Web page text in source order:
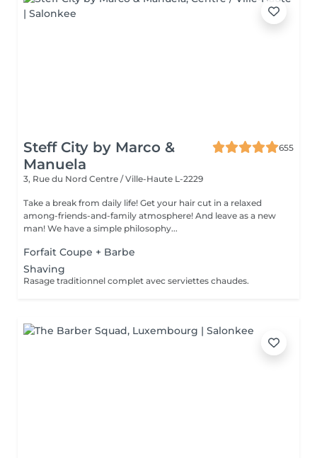
Steff City by Marco &
Manuela
655
3, Rue du Nord Centre / Ville-Haute L-2229
Take a break from daily life! Get your hair cut in a relaxed
among-friends-and-family atmosphere! And leave as a new
man! We have a simple philosophy...
Forfait Coupe + Barbe
Shaving
Rasage traditionnel complet avec serviettes chaudes.